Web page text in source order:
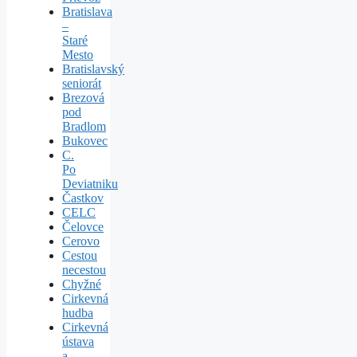
Bratislava
–
Staré
Mesto
Bratislavský
seniorát
Brezová
pod
Bradlom
Bukovec
C.
Po
Deviatniku
Častkov
CELC
Čelovce
Cerovo
Cestou
necestou
Chyžné
Cirkevná
hudba
Cirkevná
ústava